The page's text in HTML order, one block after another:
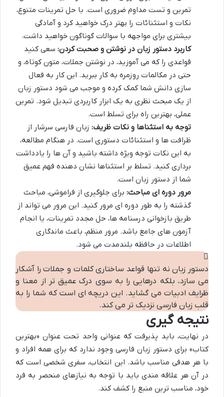
تمرین و تست مداوم ضروری است. با حل تمرینات متنوع،
نکات و استثنائات را بهتر درک خواهید کرد و آمادگی
بیشتری برای مواجهه با سوالات گوناگون خواهید داشت.
کاربرد دستور زبان در نوشتن و صحبت کردن: سعی کنید
قواعدی را که می آموزید، در نوشتن جملات، متون کوتاه، و
حتی در مکالمات روزمره به کار ببرید. این کار به فعال
سازی دانش شما کمک کرده و موجب می شود دستور زبان
از یک مبحث نظری به یک ابزار کاربردی تبدیل شود. تمرین
عملی، بهترین راه برای تسلط است.
توجه به استثناها و نکات ظریف: زبان فارسی سرشار از
ظرافت ها و استثنائات دستوری است. در هنگام مطالعه،
به این نکات توجه ویژه داشته باشید و آن ها را یادداشت
برداری کنید. تسلط بر استثناها نشان دهنده فهم عمیق
شما از دستور زبان است.
مرور دوره ای مباحث: برای جلوگیری از فراموشی، مباحث
گذشته را به طور دوره ای مرور کنید. این مرور می تواند از
طریق بازخوانی درسنامه ها، حل مجدد تمرینات، یا انجام
آزمون های جامع باشد. مرور منظم، باعث ماندگاری
اطلاعات در حافظه بلندمدت می شود.
دستور زبان نه تنها قواعد ساختاری کلمات و جملات را آشکار
می سازد، بلکه درهایی را به سوی درک عمیق تر از معنا و
ظرایف ادبیات می گشاید. این دریچه ای است که شما را به
قلب زبان فارسی نزدیک تر می کند.
نتیجه گیری
در نهایت، باید پذیرفت که عنوانی واحد تحت عنوان «بهترین
کتاب» برای دستور زبان فارسی وجود ندارد که برای همه افراد و
با هر هدفی مناسب باشد. این انتخاب، سفری شخصی است که
در آن هر علاقه مندی باید با توجه به نیازهای منحصر به فرد
خود، مناسب ترین منبع را کشف کند.